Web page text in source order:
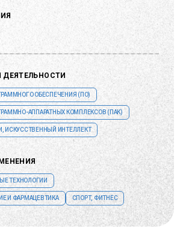
ДЕЯТЕЛЬНОСТИ
ОБЕСПЕЧЕНИЯ (ПО)
АППАРАТНЫХ КОМПЛЕКСОВ (ПАК)
ИСКУССТВЕННЫЙ ИНТЕЛЛЕКТ
ТЕХНОЛОГИИ
И ФАРМАЦЕВТИКА СПОРТ, ФИТНЕС